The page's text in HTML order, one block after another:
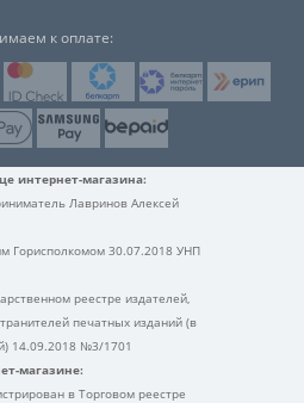
к оплате:
интернет-магазина:
Лавринов Алексей
Горисполкомом 30.07.2018 УНП
реестре издателей,
печатных изданий (в
14.09.2018 №3/1701
магазине:
в Торговом реестре